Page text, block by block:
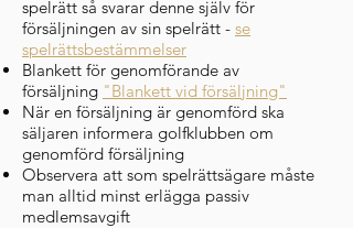
spelrätt så svarar denne själv för
försäljningen av sin spelrätt - se
spelrättsbestämmelser
Blankett för genomförande av
försäljning "Blankett vid försäljning"
När en försäljning är genomförd ska
säljaren informera golfklubben om
genomförd försäljning
Observera att som spelrättsägare måste
man alltid minst erlägga passiv
medlemsavgift